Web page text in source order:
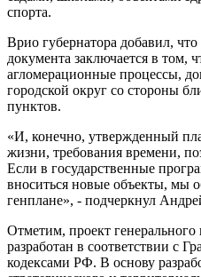
спорта.
Врио губернатора добавил,
документа заключается в том,
агломерационные процессы,
городской округ со стороны
пунктов.
«И, конечно, утвержденный
жизни, требования времени,
Если в государственные
вноситься новые объекты, мы
генплане», - подчеркнул
Отметим, проект генерального
разработан в соответствии с
кодексами РФ. В основу